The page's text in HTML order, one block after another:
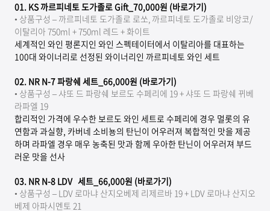
01. KS까르피네토 도가졸로 Gift_70,000원 (바로가기)
• 상품구성 – 까르피네토 도가졸로 로쏘, 까르피네토 도가졸로 비앙코/
이탈리아 750ml + 750ml 레드 + 화이트
세계적인 와인 평론지인 와인 스펙테이터에서 이탈리아를 대표하는
100대 와이너리로 선정된 와이너리인 까르피네토 와인 세트
02. NR N-7파랑쉐 세트_66,000원 (바로가기)
• 상품구성 – 샤또 드 파랑쉐 보르도 수페리에 19 + 샤또 드 파랑쉐 뀌베
라파엘 19
합리적인 가격에 우수한 보르도 와인 세트로 수페리에 경우 멀롯의 유
연함과 과실향, 카버네 소비뇽의 탄닌이 어우러져 복합적인 맛을 제공
하며 라파엘 경우 매우 농축된 맛과 함께 우아한 탄닌이 어우러져 부드
러운 맛을 선사
03. NR N-8 LDV 세트_66,000원 (바로가기)
• 상품구성 – LDV 로마냐 산지오베제 리제르바 19 + LDV 로마냐 산지오
베제 아파시멘토 21